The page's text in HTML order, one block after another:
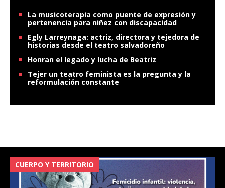
La musicoterapia como puente de expresión y
pertenencia para niñez con discapacidad
Egly Larreynaga: actriz, directora y tejedora de
historias desde el teatro salvadoreño
Honran el legado y lucha de Beatriz
Tejer un teatro feminista es la pregunta y la
reformulación constante
CUERPO Y TERRITORIO